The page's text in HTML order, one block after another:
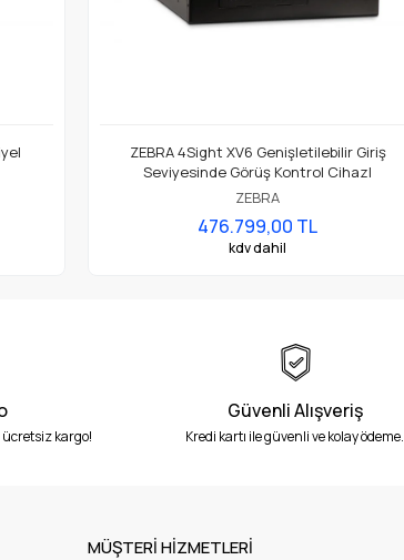
ZEBRA 4Sight XV6 Genişletilebilir Giriş
Seviyesinde Görüş Kontrol CihazI
ZEBRA
476.799,00 TL
kdv dahil
kargo!
Güvenli Alışveriş
Kredi kartı ile güvenli ve kolay ödeme.
MÜŞTERİ HİZMETLERİ